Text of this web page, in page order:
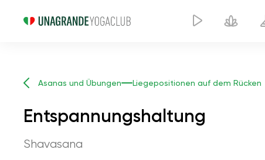
Asanas und Übungen Liegepositionen auf dem Rücken
Entspannungshaltung
Shavasana